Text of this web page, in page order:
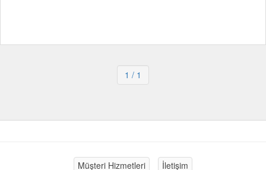
1 / 1
Müşteri Hizmetleri İletişim